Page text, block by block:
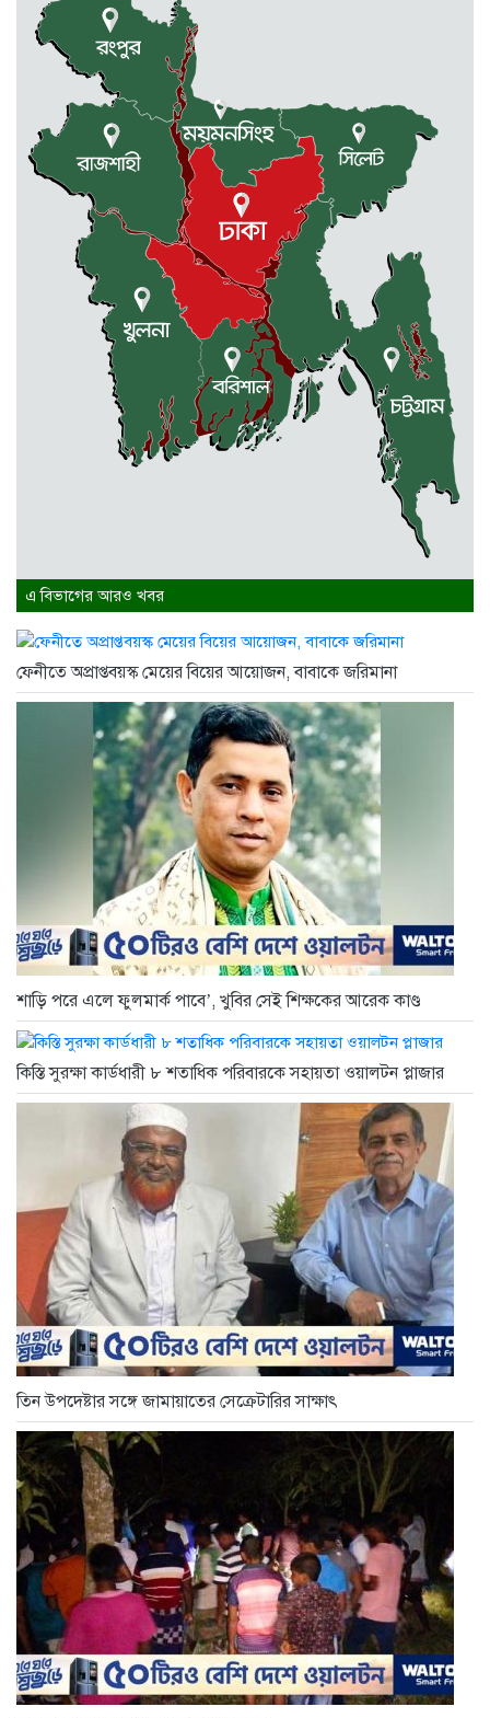
পূর্বধলায় পুকুরের পানিতে ডুবে চার...
2 weeks আগে
পূর্বধলায় বিষপানের কিশোরের মৃত্যু
2 weeks আগে
মালিক সমিতি ও বাস সার্ভিস...
2 weeks আগে
এ বিভাগের আরও খবর
ফেনীতে অপ্রাপ্তবয়স্ক মেয়ের বিয়ের আয়োজন, বাবাকে জরিমানা
শাড়ি পরে এলে ফুলমার্ক পাবে’, খুবির সেই শিক্ষকের আরেক কাণ্ড
কিস্তি সুরক্ষা কার্ডধারী ৮ শতাধিক পরিবারকে সহায়তা ওয়ালটন প্লাজার
তিন উপদেষ্টার সঙ্গে জামায়াতের সেক্রেটারির সাক্ষাৎ